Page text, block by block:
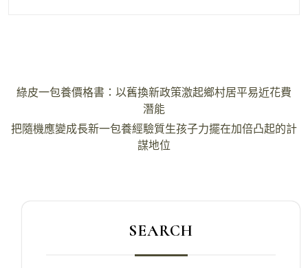
文
導
綠皮一包養價格書：以舊換新政策激起鄉村居平易近花費
潛能
把隨機應變成長新一包養經驗質生孩子力擺在加倍凸起的計
謀地位
SEARCH